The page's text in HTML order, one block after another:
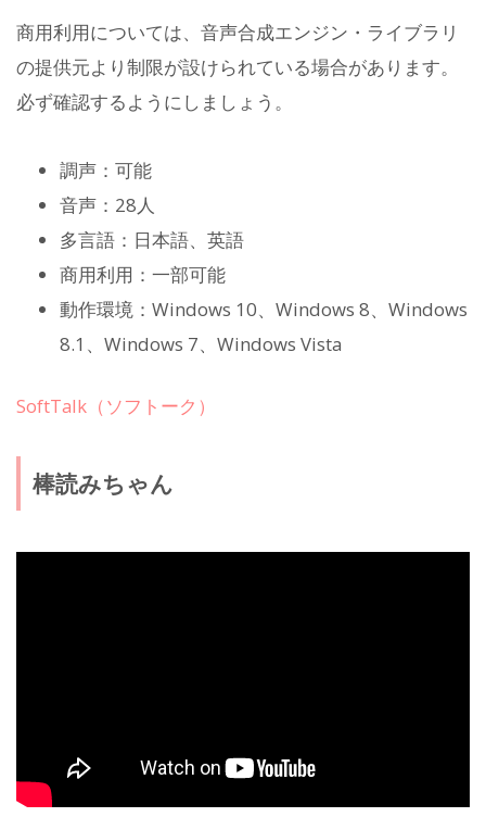
商用利用については、音声合成エンジン・ライブラリ
の提供元より制限が設けられている場合があります。
必ず確認するようにしましょう。
調声：可能
音声：28人
多言語：日本語、英語
商用利用：一部可能
動作環境：Windows 10、Windows 8、Windows
8.1、Windows 7、Windows Vista
SoftTalk（ソフトーク）
棒読みちゃん